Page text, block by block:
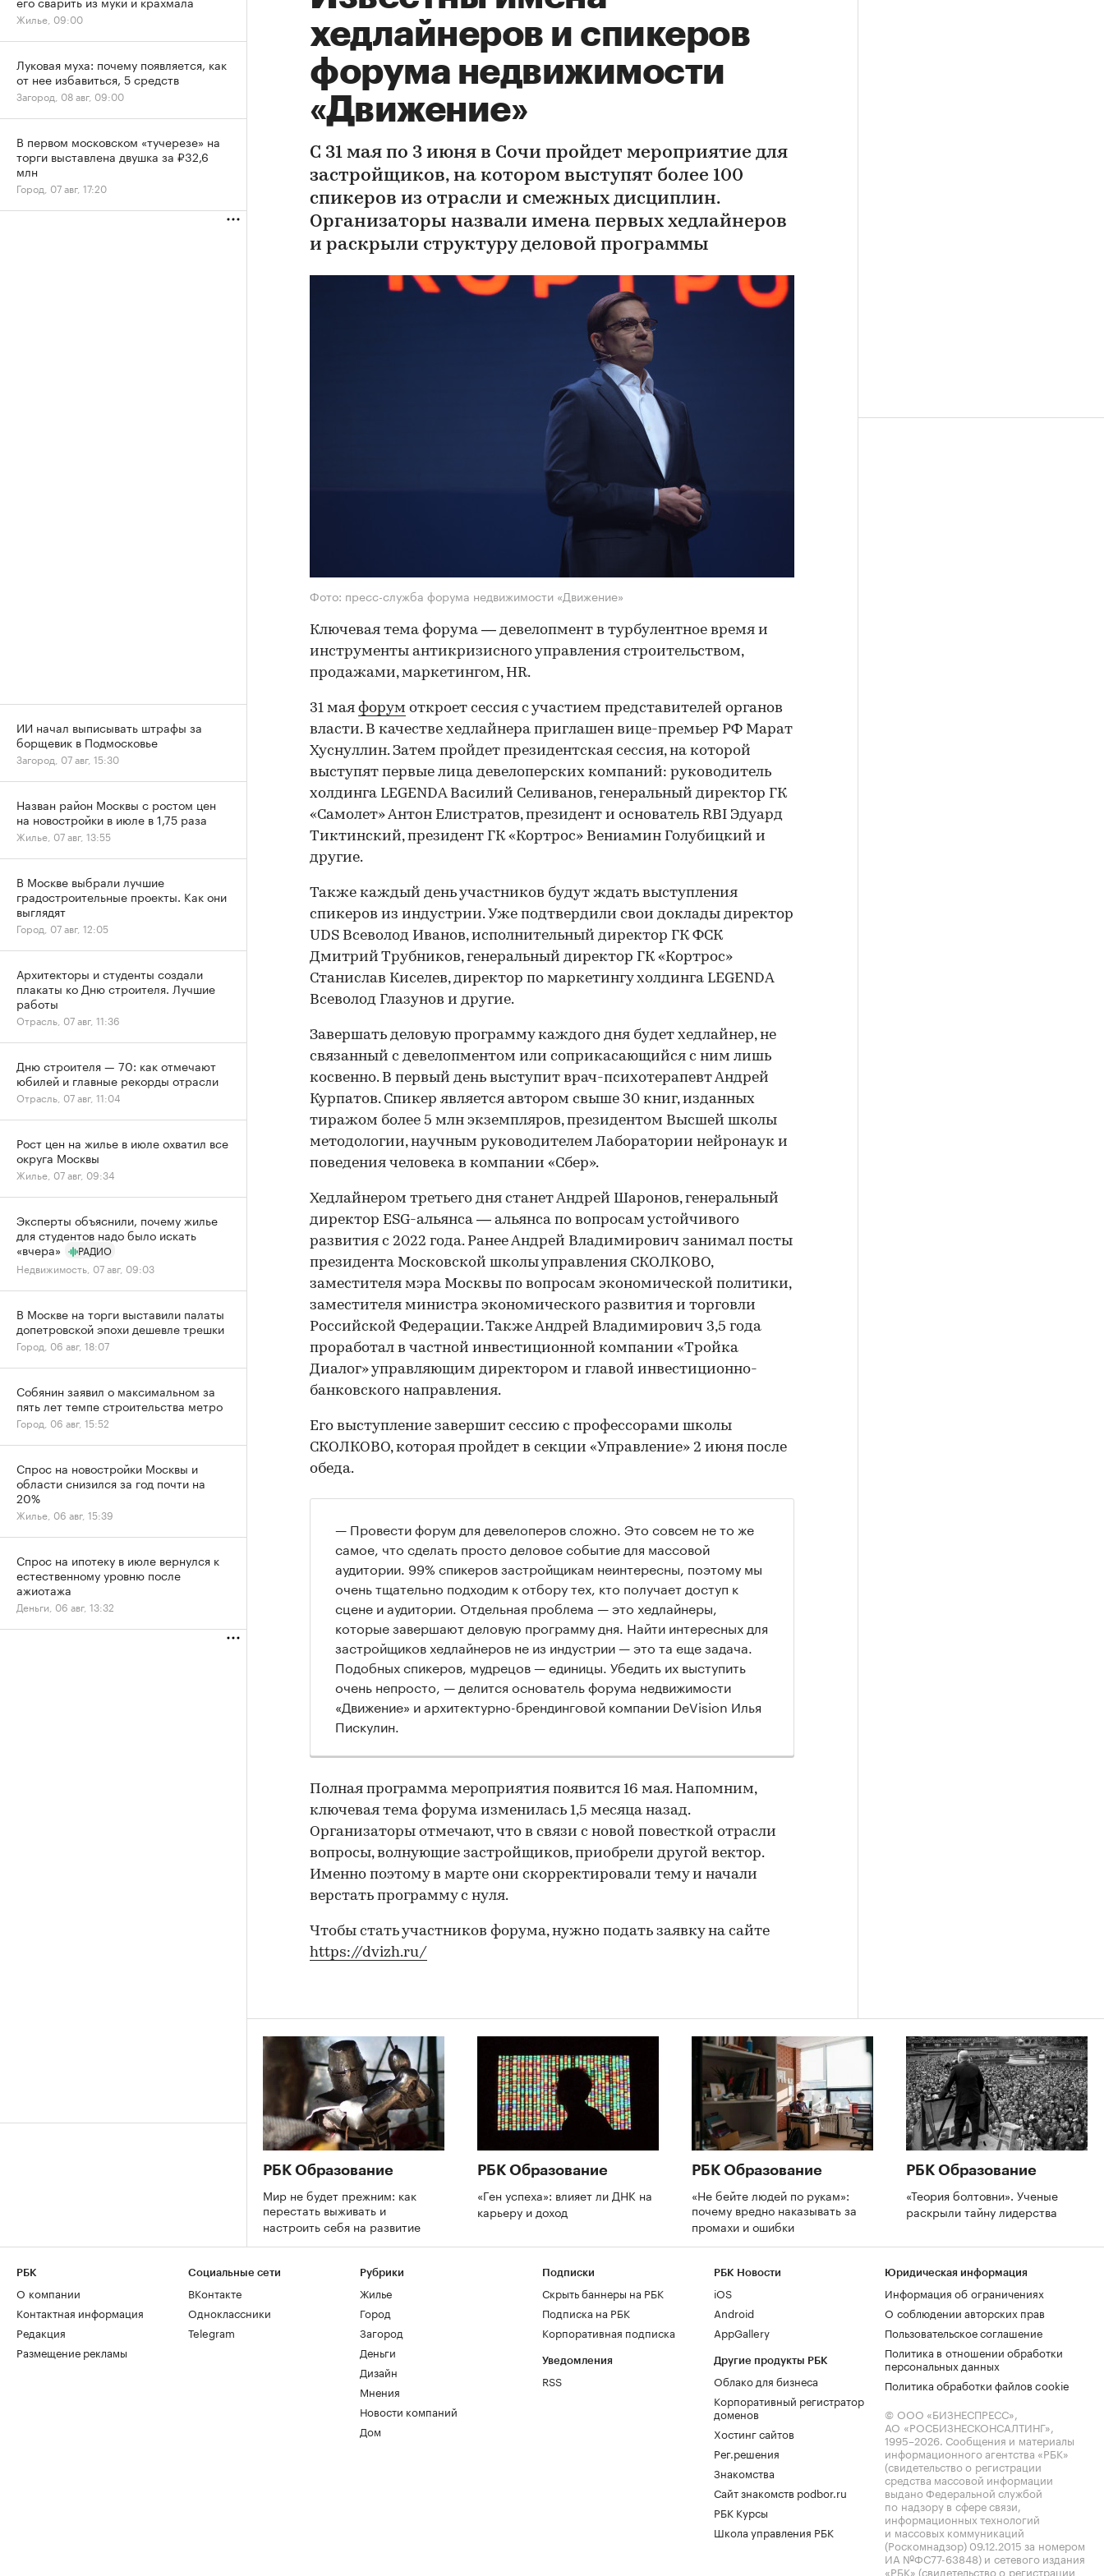
хедлайнеров и спикеров
форума недвижимости
«Движение»
С 31 мая по 3 июня в Сочи пройдет мероприятие для
застройщиков, на котором выступят более 100
спикеров из отрасли и смежных дисциплин.
Организаторы назвали имена первых хедлайнеров
и раскрыли структуру деловой программы
Фото: пресс-служба форума недвижимости «Движение»
Ключевая тема форума — девелопмент в турбулентное время и
инструменты антикризисного управления строительством,
продажами, маркетингом, HR.
31 мая форум откроет сессия с участием представителей органов
власти. В качестве хедлайнера приглашен вице-премьер РФ Марат
Хуснуллин. Затем пройдет президентская сессия, на которой
выступят первые лица девелоперских компаний: руководитель
холдинга LEGENDA Василий Селиванов, генеральный директор ГК
«Самолет» Антон Елистратов, президент и основатель RBI Эдуард
Тиктинский, президент ГК «Кортрос» Вениамин Голубицкий и
другие.
Также каждый день участников будут ждать выступления
спикеров из индустрии. Уже подтвердили свои доклады директор
UDS Всеволод Иванов, исполнительный директор ГК ФСК
Дмитрий Трубников, генеральный директор ГК «Кортрос»
Станислав Киселев, директор по маркетингу холдинга LEGENDA
Всеволод Глазунов и другие.
Завершать деловую программу каждого дня будет хедлайнер, не
связанный с девелопментом или соприкасающийся с ним лишь
косвенно. В первый день выступит врач-психотерапевт Андрей
Курпатов. Спикер является автором свыше 30 книг, изданных
тиражом более 5 млн экземпляров, президентом Высшей школы
методологии, научным руководителем Лаборатории нейронаук и
поведения человека в компании «Сбер».
Хедлайнером третьего дня станет Андрей Шаронов, генеральный
директор ESG-альянса — альянса по вопросам устойчивого
развития с 2022 года. Ранее Андрей Владимирович занимал посты
президента Московской школы управления СКОЛКОВО,
заместителя мэра Москвы по вопросам экономической политики,
заместителя министра экономического развития и торговли
Российской Федерации. Также Андрей Владимирович 3,5 года
проработал в частной инвестиционной компании «Тройка
Диалог» управляющим директором и главой инвестиционно-
банковского направления.
Его выступление завершит сессию с профессорами школы
СКОЛКОВО, которая пройдет в секции «Управление» 2 июня после
обеда.
— Провести форум для девелоперов сложно. Это совсем не то же
самое, что сделать просто деловое событие для массовой
аудитории. 99% спикеров застройщикам неинтересны, поэтому мы
очень тщательно подходим к отбору тех, кто получает доступ к
сцене и аудитории. Отдельная проблема — это хедлайнеры,
которые завершают деловую программу дня. Найти интересных для
застройщиков хедлайнеров не из индустрии — это та еще задача.
Подобных спикеров, мудрецов — единицы. Убедить их выступить
очень непросто, — делится основатель форума недвижимости
«Движение» и архитектурно-брендинговой компании DeVision Илья
Пискулин.
Полная программа мероприятия появится 16 мая. Напомним,
ключевая тема форума изменилась 1,5 месяца назад.
Организаторы отмечают, что в связи с новой повесткой отрасли
вопросы, волнующие застройщиков, приобрели другой вектор.
Именно поэтому в марте они скорректировали тему и начали
верстать программу с нуля.
Чтобы стать участников форума, нужно подать заявку на сайте
https://dvizh.ru/
РБК Образование
Мир не будет прежним: как
перестать выживать и
настроить себя на развитие
РБК Образование
«Ген успеха»: влияет ли ДНК на
карьеру и доход
РБК Образование
«Не бейте людей по рукам»:
почему вредно наказывать за
промахи и ошибки
РБК Образование
«Теория болтовни». Ученые
раскрыли тайну лидерства
Жилье, 09:00
Луковая муха: почему появляется, как
от нее избавиться, 5 средств
Загород, 08 авг, 09:00
В первом московском «тучерезе» на
торги выставлена двушка за ₽32,6
млн
Город, 07 авг, 17:20
ИИ начал выписывать штрафы за
борщевик в Подмосковье
Загород, 07 авг, 15:30
Назван район Москвы с ростом цен
на новостройки в июле в 1,75 раза
Жилье, 07 авг, 13:55
В Москве выбрали лучшие
градостроительные проекты. Как они
выглядят
Город, 07 авг, 12:05
Архитекторы и студенты создали
плакаты ко Дню строителя. Лучшие
работы
Отрасль, 07 авг, 11:36
Дню строителя — 70: как отмечают
юбилей и главные рекорды отрасли
Отрасль, 07 авг, 11:04
Рост цен на жилье в июле охватил все
округа Москвы
Жилье, 07 авг, 09:34
Эксперты объяснили, почему жилье
для студентов надо было искать
«вчера»
РАДИО
Недвижимость, 07 авг, 09:03
В Москве на торги выставили палаты
допетровской эпохи дешевле трешки
Город, 06 авг, 18:07
Собянин заявил о максимальном за
пять лет темпе строительства метро
Город, 06 авг, 15:52
Спрос на новостройки Москвы и
области снизился за год почти на
20%
Жилье, 06 авг, 15:39
Спрос на ипотеку в июле вернулся к
естественному уровню после
ажиотажа
Деньги, 06 авг, 13:32
РБК
О компании
Контактная информация
Редакция
Размещение рекламы
Социальные сети
ВКонтакте
Одноклассники
Telegram
Рубрики
Жилье
Город
Загород
Деньги
Дизайн
Мнения
Новости компаний
Дом
Подписки
Скрыть баннеры на РБК
Подписка на РБК
Корпоративная подписка
Уведомления
RSS
РБК Новости
iOS
Android
AppGallery
Другие продукты РБК
Облако для бизнеса
Корпоративный регистратор
доменов
Хостинг сайтов
Рег.решения
Знакомства
Сайт знакомств podbor.ru
РБК Курсы
Школа управления РБК
Юридическая информация
Информация об ограничениях
О соблюдении авторских прав
Пользовательское соглашение
Политика в отношении обработки
персональных данных
Политика обработки файлов cookie
© ООО «БИЗНЕСПРЕСС»,
АО «РОСБИЗНЕСКОНСАЛТИНГ»,
1995–2026. Сообщения и материалы
информационного агентства «РБК»
(свидетельство о регистрации
средства массовой информации
выдано Федеральной службой
по надзору в сфере связи,
информационных технологий
и массовых коммуникаций
(Роскомнадзор) 09.12.2015 за номером
ИА №ФС77-63848) и сетевого издания
«РБК» (свидетельство о регистрации